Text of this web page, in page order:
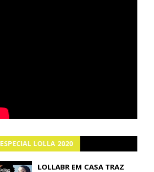
ESPECIAL LOLLA 2020
LOLLABR EM CASA TRAZ